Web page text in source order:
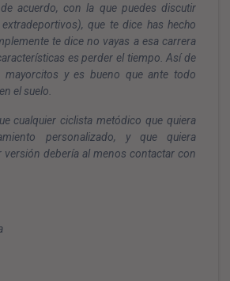
acuerdo, con la que puedes discutir
que te dice has hecho
te dice no vayas a esa carrera
es perder el tiempo. Así de
mayorcitos y es bueno que ante todo
el suelo.
cualquier ciclista metódico que quiera
personalizado, y que quiera
versión debería al menos contactar con